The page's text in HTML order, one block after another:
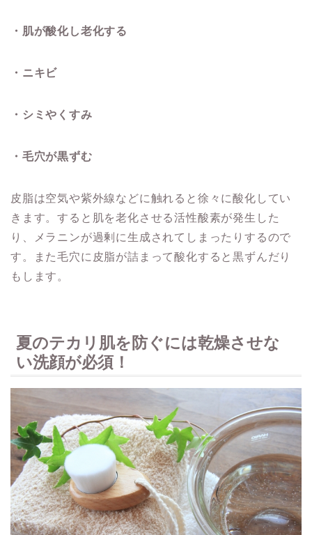
・肌が酸化し老化する
・ニキビ
・シミやくすみ
・毛穴が黒ずむ
皮脂は空気や紫外線などに触れると徐々に酸化してい
きます。すると肌を老化させる活性酸素が発生した
り、メラニンが過剰に生成されてしまったりするので
す。また毛穴に皮脂が詰まって酸化すると黒ずんだり
もします。
夏のテカリ肌を防ぐには乾燥させな
い洗顔が必須！